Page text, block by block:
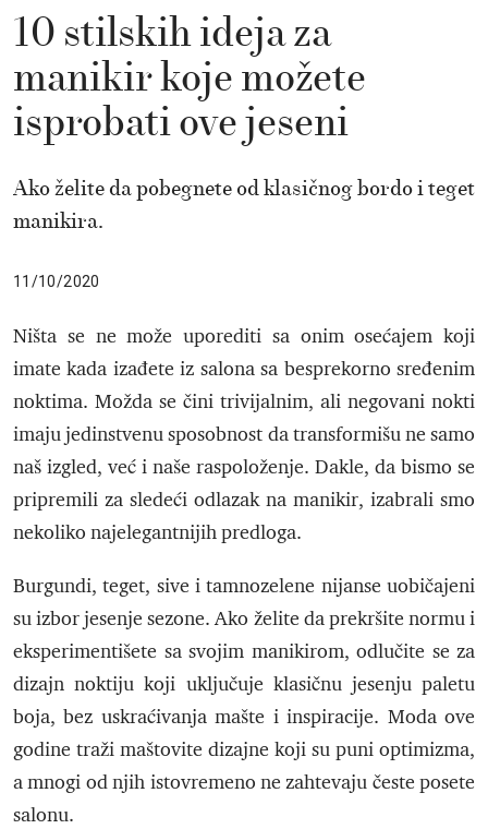
10 stilskih ideja za
manikir koje možete
isprobati ove jeseni
Ako želite da pobegnete od klasičnog bordo i teget
manikira.
11/10/2020
Ništa se ne može uporediti sa onim osećajem koji
imate kada izađete iz salona sa besprekorno sređenim
noktima. Možda se čini trivijalnim, ali negovani nokti
imaju jedinstvenu sposobnost da transformišu ne samo
naš izgled, već i naše raspoloženje. Dakle, da bismo se
pripremili za sledeći odlazak na manikir, izabrali smo
nekoliko najelegantnijih predloga.
Burgundi, teget, sive i tamnozelene nijanse uobičajeni
su izbor jesenje sezone. Ako želite da prekršite normu i
eksperimentišete sa svojim manikirom, odlučite se za
dizajn noktiju koji uključuje klasičnu jesenju paletu
boja, bez uskraćivanja mašte i inspiracije. Moda ove
godine traži maštovite dizajne koji su puni optimizma,
a mnogi od njih istovremeno ne zahtevaju česte posete
salonu.